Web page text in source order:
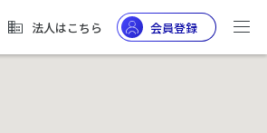
法人はこちら 会員登録